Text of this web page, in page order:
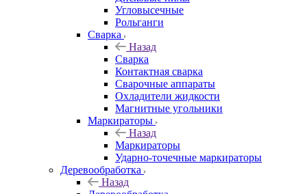
Угловысечные
Рольганги
Сварка
Назад
Сварка
Контактная сварка
Сварочные аппараты
Охладители жидкости
Магнитные угольники
Маркираторы
Назад
Маркираторы
Ударно-точечные маркираторы
Деревообработка
Назад